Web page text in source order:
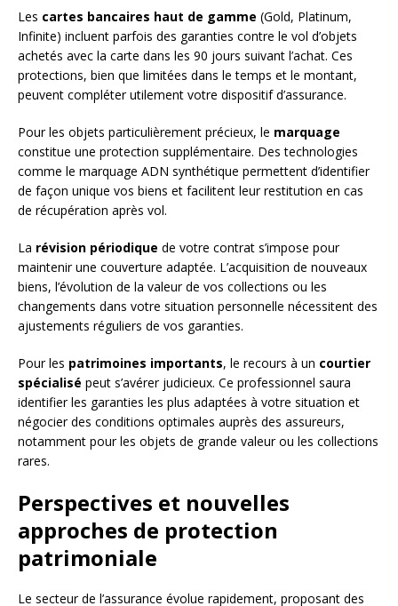
Les cartes bancaires haut de gamme (Gold, Platinum,
Infinite) incluent parfois des garanties contre le vol d’objets
achetés avec la carte dans les 90 jours suivant l’achat. Ces
protections, bien que limitées dans le temps et le montant,
peuvent compléter utilement votre dispositif d’assurance.
Pour les objets particulièrement précieux, le marquage
constitue une protection supplémentaire. Des technologies
comme le marquage ADN synthétique permettent d’identifier
de façon unique vos biens et facilitent leur restitution en cas
de récupération après vol.
La révision périodique de votre contrat s’impose pour
maintenir une couverture adaptée. L’acquisition de nouveaux
biens, l’évolution de la valeur de vos collections ou les
changements dans votre situation personnelle nécessitent des
ajustements réguliers de vos garanties.
Pour les patrimoines importants, le recours à un courtier
spécialisé peut s’avérer judicieux. Ce professionnel saura
identifier les garanties les plus adaptées à votre situation et
négocier des conditions optimales auprès des assureurs,
notamment pour les objets de grande valeur ou les collections
rares.
Perspectives et nouvelles
approches de protection
patrimoniale
Le secteur de l’assurance évolue rapidement, proposant des